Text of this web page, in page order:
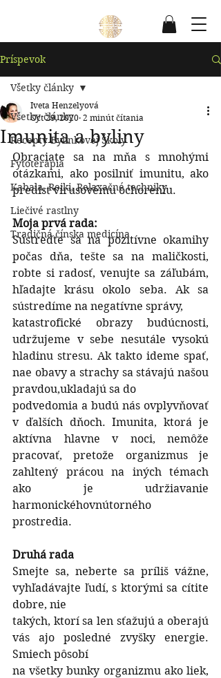
Príspevok
Všetky články
Recepty Bylinkovej Školy
Fytoterapia
Kabala, Reiki, Relaxačné techniky
Liečivé rastlny
Tradičná čínska medicína
Všetky články
Imunita a byliny
Iveta Henzelyová
Oct 29, 2020 2 minút čítania
Obraciate sa na mňa s mnohými
otázkami, ako posilniť imunitu, ako
predísť vírusovému ochoreniu.
Moja prvá rada:
Sústreďte sa na pozitívne okamihy
počas dňa, tešte sa na maličkosti,
robte si radosť, venujte sa záľubám,
hľadajte krásu okolo seba. Ak sa
sústredíme na negatívne správy,
katastrofické obrazy budúcnosti,
udržujeme v sebe nesutále vysokú
hladinu stresu. Ak takto ideme spať,
nae obavy a strachy sa stávajú našou
pravdou,ukladajú sa do
podvedomia a budú nás ovplyvňovať
v ďalších dňoch. Imunita, ktorá je
aktívna hlavne v noci, nemôže
pracovať, pretože organizmus je
zahltený prácou na iných témach
ako je udržiavanie
harmonickéhovnútorného
prostredia.
Druhá rada
Smejte sa, neberte sa príliš vážne,
vyhľadávajte ľudí, s ktorými sa cítite
dobre, nie
takých, ktorí sa len sťažujú a oberajú
vás ajo posledné zvyšky energie.
Smiech pôsobí
na všetky bunky organizmu ako liek,